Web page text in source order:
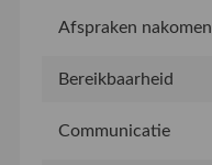
Afspraken nakomen
Bereikbaarheid
Communicatie